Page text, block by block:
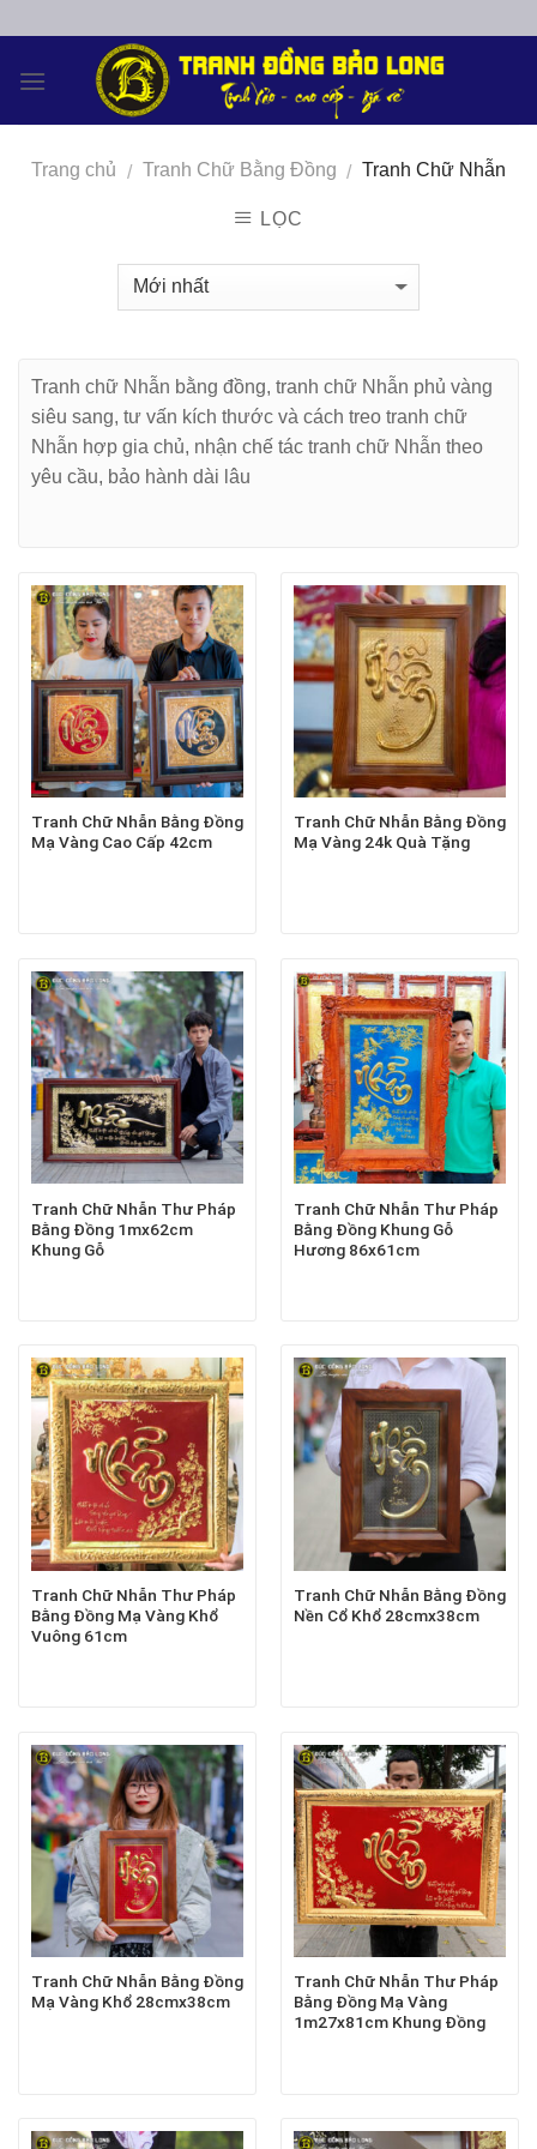
content
Trang chủ / Tranh Chữ Bằng Đồng / Tranh Chữ Nhẫn
LỌC
Tranh chữ Nhẫn bằng đồng, tranh chữ Nhẫn phủ vàng
siêu sang, tư vấn kích thước và cách treo tranh chữ
Nhẫn hợp gia chủ, nhận chế tác tranh chữ Nhẫn theo
yêu cầu, bảo hành dài lâu
Tranh Chữ Nhẫn Bằng Đồng
Mạ Vàng Cao Cấp 42cm
Tranh Chữ Nhẫn Bằng Đồng
Mạ Vàng 24k Quà Tặng
Tranh Chữ Nhẫn Thư Pháp
Bằng Đồng 1mx62cm
Khung Gỗ
Tranh Chữ Nhẫn Thư Pháp
Bằng Đồng Khung Gỗ
Hương 86x61cm
Tranh Chữ Nhẫn Thư Pháp
Bằng Đồng Mạ Vàng Khổ
Vuông 61cm
Tranh Chữ Nhẫn Bằng Đồng
Nền Cổ Khổ 28cmx38cm
Tranh Chữ Nhẫn Bằng Đồng
Mạ Vàng Khổ 28cmx38cm
Tranh Chữ Nhẫn Thư Pháp
Bằng Đồng Mạ Vàng
1m27x81cm Khung Đồng